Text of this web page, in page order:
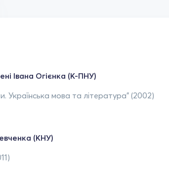
Івана Огієнка (К-ПНУ)
Українська мова та література" (2002)
(КНУ)